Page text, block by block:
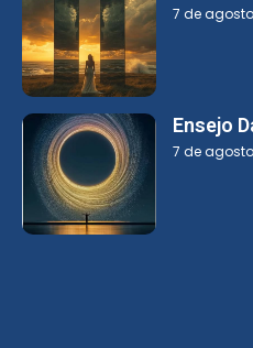
7 de
Ensejo
7 de